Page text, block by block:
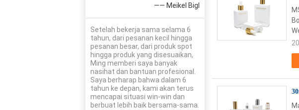
—— Meikel Bigl
Setelah bekerja sama selama 6
tahun, dari pesanan kecil hingga
pesanan besar, dari produk spot
hingga produk yang disesuaikan,
Ming memberi saya banyak
nasihat dan bantuan profesional.
Saya berharap bahwa dalam 6
tahun ke depan, kami akan terus
mencapai situasi win-win dan
berbuat lebih baik bersama-sama.